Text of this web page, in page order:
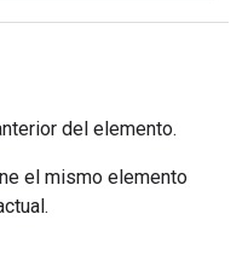
del elemento.
el mismo elemento